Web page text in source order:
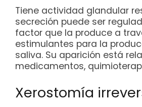
Tiene actividad glandular
secreción puede ser
factor que la produce a
estimulantes para la
saliva. Su aparición está
medicamentos,
Xerostomía